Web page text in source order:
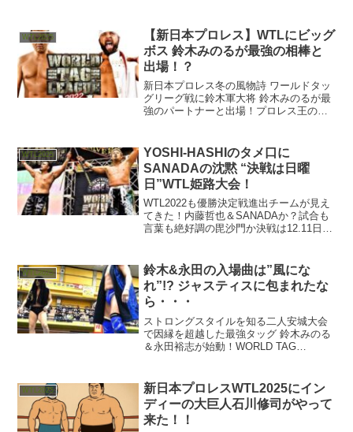
&HENARE。内藤哲也&高橋ヒロムの...
WTL2025
【新日本プロレス】WTLにビッグ
ボス 鈴木みのるが最強の相棒と
出場！？
新日本プロレス冬の風物詩 ワールドタッ
グリーグ戦に鈴木軍大将 鈴木みのるが最
強のパートナーと出場！プロレス王の肩
WTL2025
YOSHI-HASHIのタメ口に
SANADAの沈黙 “決戦は日曜
日”WTL姫路大会！
WTL2022も優勝決定戦進出チームが見え
てきた！内藤哲也＆SANADAか？試合も
言葉も絶好調の毘沙門か決戦は12.11日曜
WTL2025
鈴木&永田の入場曲は”風にな
れ”!? ジャスティスに包まれたな
ら・・・
ストロングスタイルを知る二人安城大会
で因縁を超越した最強タッグ 鈴木みのる
＆永田裕志が始動！WORLD TAG
に、到底一筋縄ではいかず。タッチは互
いの手ではなく背中...
WTL2025
新日本プロレスWTL2025にイン
ディーの大巨人石川修司がやって
来た！！